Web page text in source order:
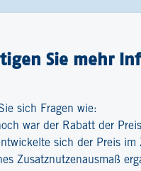
Sie mehr
sich Fragen wie:
war der Rabatt der
sich der Preis im
Zusatznutzenausmaß